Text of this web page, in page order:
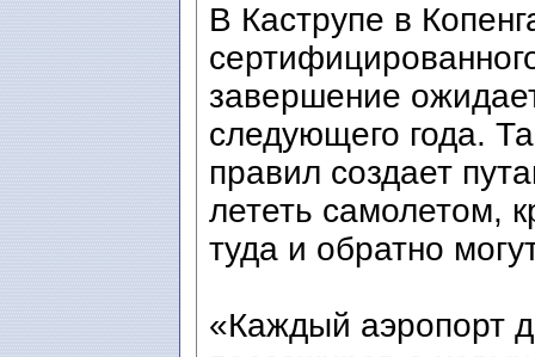
В Каструпе в
завершение
следующего года.
правил создает
лететь самолетом,
туда и обратно
«Каждый аэропорт